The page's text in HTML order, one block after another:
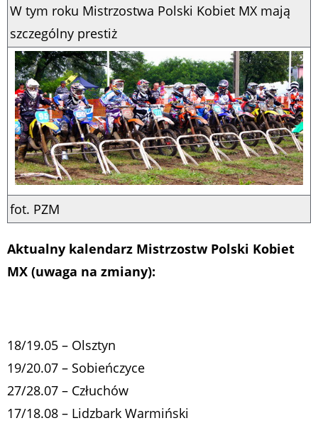
W tym roku Mistrzostwa Polski Kobiet MX mają
szczególny prestiż
fot. PZM
Aktualny kalendarz Mistrzostw Polski Kobiet
MX (uwaga na zmiany):
18/19.05 – Olsztyn
19/20.07 – Sobieńczyce
27/28.07 – Człuchów
17/18.08 – Lidzbark Warmiński